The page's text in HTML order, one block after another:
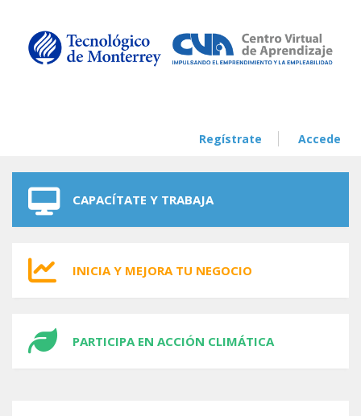
Regístrate Accede
CAPACÍTATE Y TRABAJA
INICIA Y MEJORA TU NEGOCIO
PARTICIPA EN ACCIÓN CLIMÁTICA